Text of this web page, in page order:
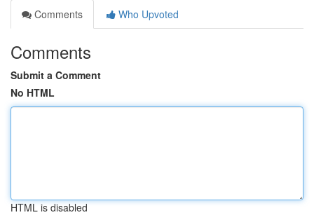
Comments
Who Upvoted
Comments
Submit a Comment
No HTML
HTML is disabled